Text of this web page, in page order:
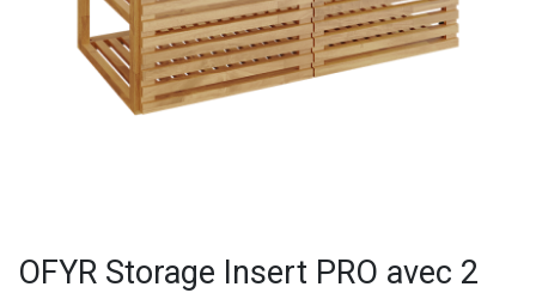
OFYR Storage Insert PRO avec 2